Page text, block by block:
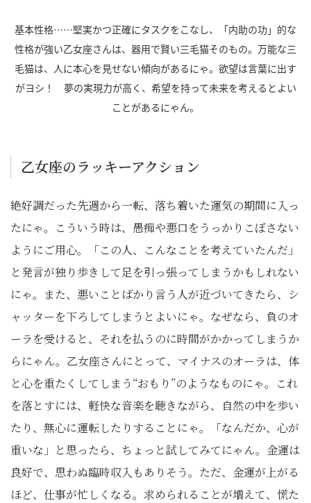
基本性格……堅実かつ正確にタスクをこなし、「内助の功」的な
性格が強い乙女座さんは、器用で賢い三毛猫そのもの。万能な三
毛猫は、人に本心を見せない傾向があるにゃ。欲望は言葉に出す
がヨシ！ 夢の実現力が高く、希望を持って未来を考えるとよい
ことがあるにゃん。
乙女座のラッキーアクション
絶好調だった先週から一転、落ち着いた運気の期間に入っ
たにゃ。こういう時は、愚痴や悪口をうっかりこぼさない
ようにご用心。「この人、こんなことを考えていたんだ」
と発言が独り歩きして足を引っ張ってしまうかもしれない
にゃ。また、悪いことばかり言う人が近づいてきたら、シ
ャッターを下ろしてしまうとよいにゃ。なぜなら、負のオ
ーラを受けると、それを払うのに時間がかかってしまうか
らにゃん。乙女座さんにとって、マイナスのオーラは、体
と心を重たくしてしまう“おもり”のようなものにゃ。これ
を落とすには、軽快な音楽を聴きながら、自然の中を歩い
たり、無心に運転したりすることにゃ。「なんだか、心が
重いな」と思ったら、ちょっと試してみてにゃん。金運は
良好で、思わぬ臨時収入もありそう。ただ、金運が上がる
ほど、仕事が忙しくなる。求められることが増えて、慌た